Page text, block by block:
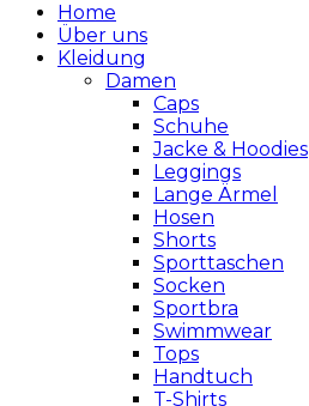
Home
Über uns
Kleidung
Damen
Caps
Schuhe
Jacke & Hoodies
Leggings
Lange Ärmel
Hosen
Shorts
Sporttaschen
Socken
Sportbra
Swimmwear
Tops
Handtuch
T-Shirts